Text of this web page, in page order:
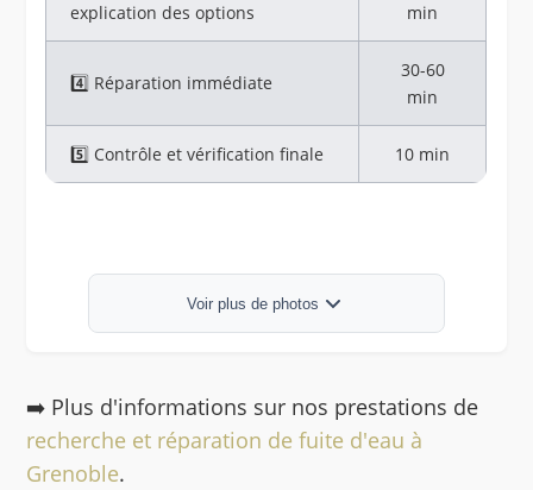
explication des options
min
4️⃣ Réparation immédiate
30-60
min
5️⃣ Contrôle et vérification finale 10 min
Voir plus de photos
➡️ Plus d'informations sur nos prestations de
recherche et réparation de fuite d'eau à
Grenoble.